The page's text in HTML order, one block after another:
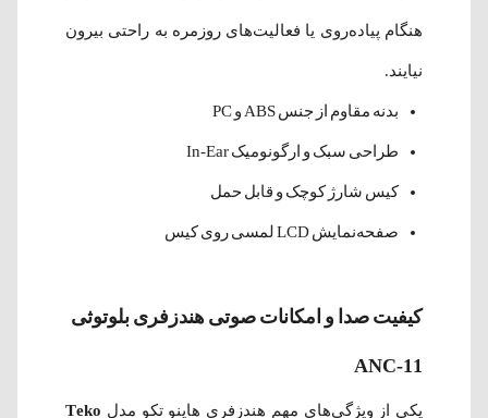
هنگام پیاده‌روی یا فعالیت‌های روزمره به راحتی بیرون
نیایند.
بدنه مقاوم از جنس ABS و PC
طراحی سبک و ارگونومیک In-Ear
کیس شارژ کوچک و قابل حمل
صفحه‌نمایش LCD لمسی روی کیس
کیفیت صدا و امکانات صوتی هندزفری بلوتوثی
ANC-11
یکی از ویژگی‌های مهم هندزفری هاینو تکو مدل Teko